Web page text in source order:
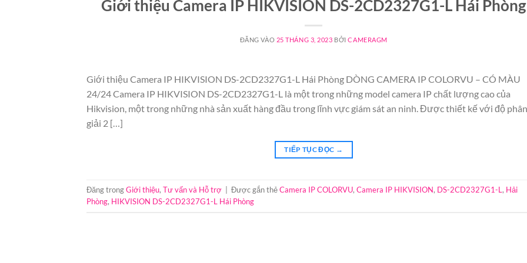
Giới thiệu Camera IP HIKVISION DS-2CD2327G1-L Hái Phòng
ĐĂNG VÀO 25 THÁNG 3, 2023 BỞICAMERAGM
Giới thiệu Camera IP HIKVISION DS-2CD2327G1-L Hái Phòng DÒNG CAMERA IP COLORVU – CÓ MÀU
24/24 Camera IP HIKVISION DS-2CD2327G1-L là một trong những model camera IP chất lượng cao của
Hikvision, một trong những nhà sản xuất hàng đầu trong lĩnh vực giám sát an ninh. Được thiết kế với độ phân
giải 2 […]
TIẾP TỤC ĐỌC →
Đăng trongGiới thiệu, Tư vấn và Hỗ trợ Được gắn thẻCamera IP COLORVU, Camera IP HIKVISION, DS-2CD2327G1-L, Hải
Phòng, HIKVISION DS-2CD2327G1-L Hái Phòng